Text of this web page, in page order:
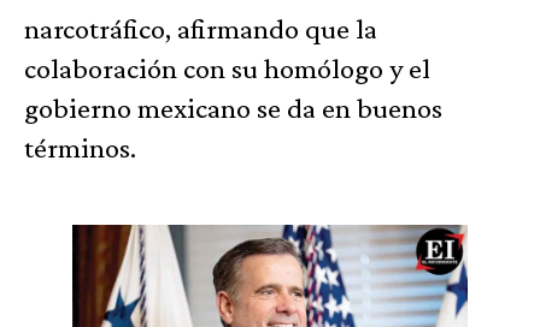
narcotráfico, afirmando que la
colaboración con su homólogo y el
gobierno mexicano se da en buenos
términos.